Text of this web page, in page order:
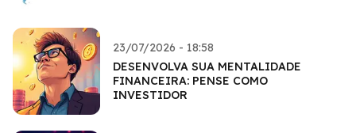
23/07/2026 - 18:58
DESENVOLVA SUA MENTALIDADE
FINANCEIRA: PENSE COMO
INVESTIDOR